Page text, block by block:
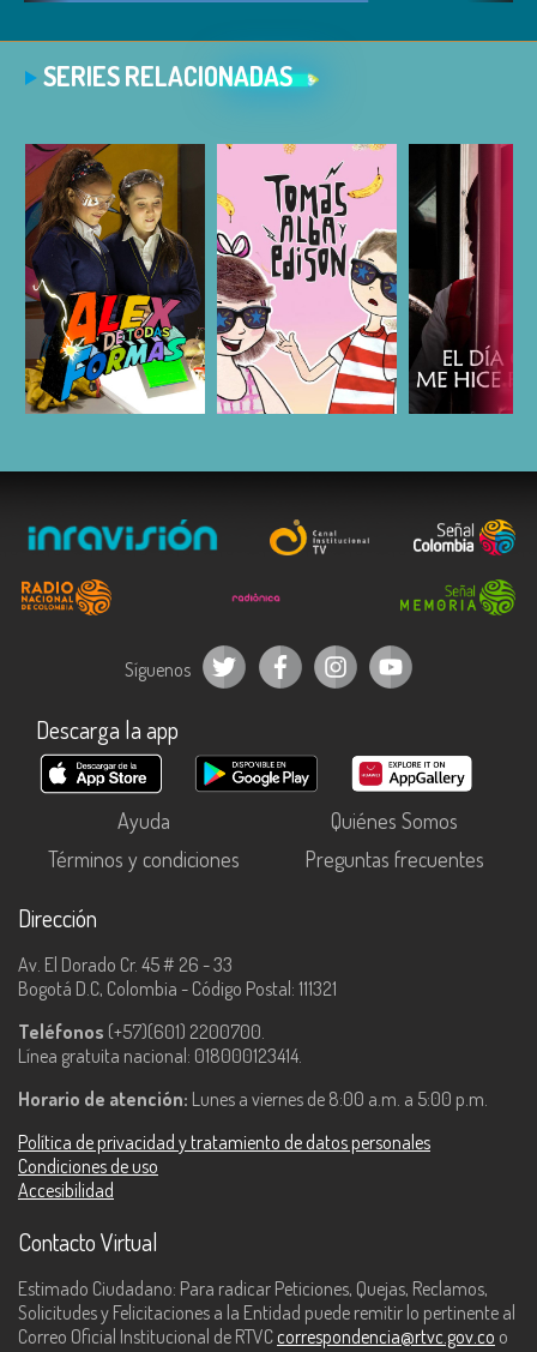
SERIES RELACIONADAS
ESCUCHAR ESCUCHAR
Síguenos
Descarga la app
Ayuda
Quiénes Somos
Términos y condiciones
Preguntas frecuentes
Dirección
Av. El Dorado Cr. 45 # 26 - 33
Bogotá D.C, Colombia - Código Postal: 111321
Teléfonos (+57)(601) 2200700.
Línea gratuita nacional: 018000123414.
Horario de atención: Lunes a viernes de 8:00 a.m. a 5:00 p.m.
Política de privacidad y tratamiento de datos personales
Condiciones de uso
Accesibilidad
Contacto Virtual
Estimado Ciudadano: Para radicar Peticiones, Quejas, Reclamos,
Solicitudes y Felicitaciones a la Entidad puede remitir lo pertinente al
Correo Oficial Institucional de RTVC correspondencia@rtvc.gov.co o